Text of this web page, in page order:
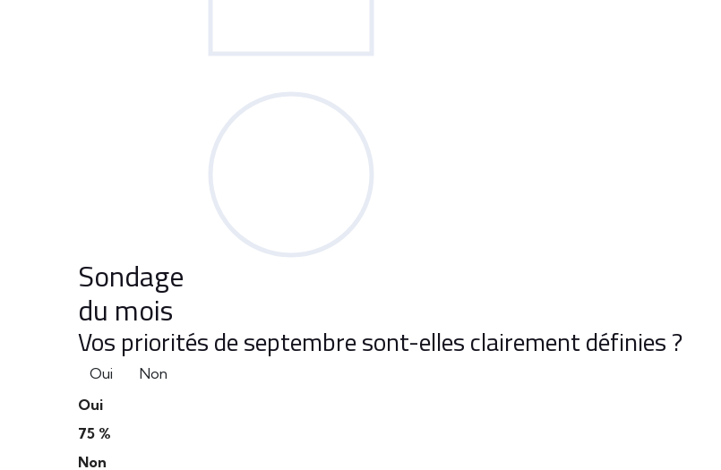
Sondage
du mois
Vos priorités de septembre sont-elles clairement définies ?
Oui
Non
Oui
75 %
Non